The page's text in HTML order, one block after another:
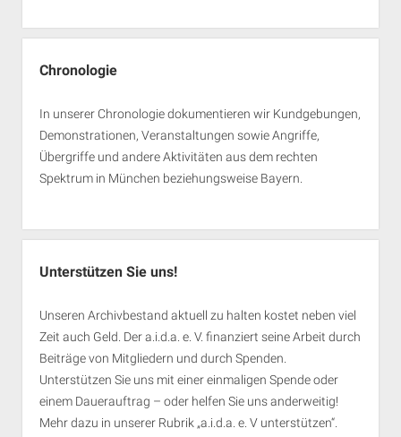
Chronologie
In unserer Chronologie dokumentieren wir Kundgebungen,
Demonstrationen, Veranstaltungen sowie Angriffe,
Übergriffe und andere Aktivitäten aus dem rechten
Spektrum in München beziehungsweise Bayern.
Unterstützen Sie uns!
Unseren Archivbestand aktuell zu halten kostet neben viel
Zeit auch Geld. Der a.i.d.a. e. V. finanziert seine Arbeit durch
Beiträge von Mitgliedern und durch Spenden.
Unterstützen Sie uns mit einer einmaligen Spende oder
einem Dauerauftrag – oder helfen Sie uns anderweitig!
Mehr dazu in unserer Rubrik „a.i.d.a. e. V unterstützen“.